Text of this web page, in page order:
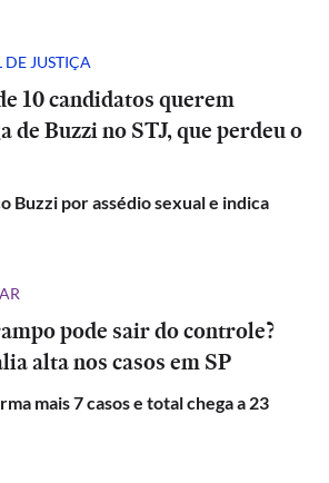
DE JUSTIÇA
10 candidatos querem
de Buzzi no STJ, que perdeu o
Buzzi por assédio sexual e indica
pode sair do controle?
alta nos casos em SP
mais 7 casos e total chega a 23